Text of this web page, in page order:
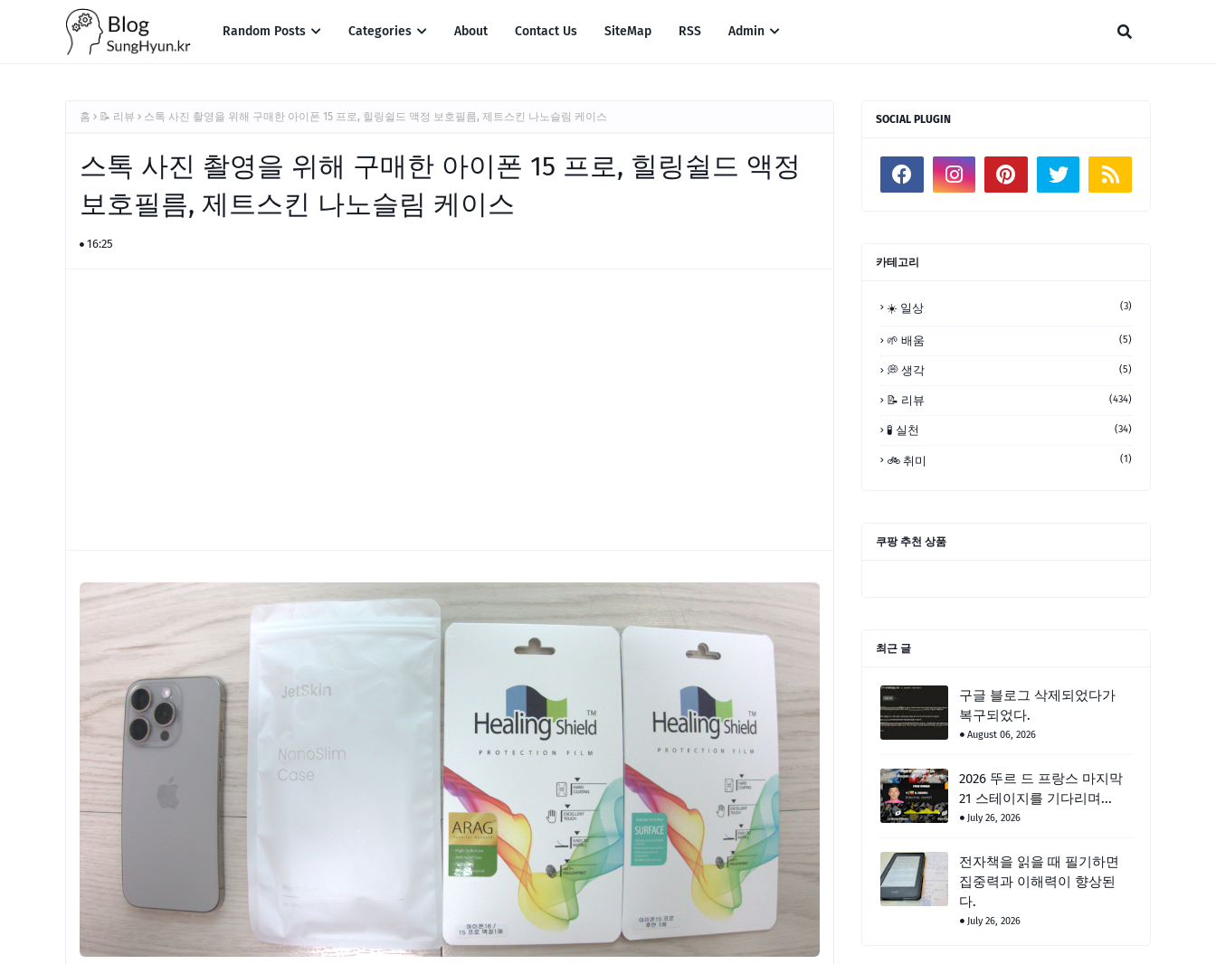
Random Posts Categories About Contact Us SiteMap RSS Admin
홈 📝 리뷰 스톡 사진 촬영을 위해 구매한 아이폰 15 프로, 힐링쉴드 액정 보호필름, 제트스킨 나노슬림 케이스
스톡 사진 촬영을 위해 구매한 아이폰 15 프로, 힐링쉴드 액정
보호필름, 제트스킨 나노슬림 케이스
16:25
SOCIAL PLUGIN
카테고리
☀️ 일상 (3)
🌱 배움 (5)
💭 생각 (5)
📝 리뷰 (434)
🧪 실천 (34)
🚲 취미 (1)
쿠팡 추천 상품
최근 글
구글 블로그 삭제되었다가
복구되었다.
August 06, 2026
2026 뚜르 드 프랑스 마지막
21 스테이지를 기다리며...
July 26, 2026
전자책을 읽을 때 필기하면
집중력과 이해력이 향상된
다.
July 26, 2026